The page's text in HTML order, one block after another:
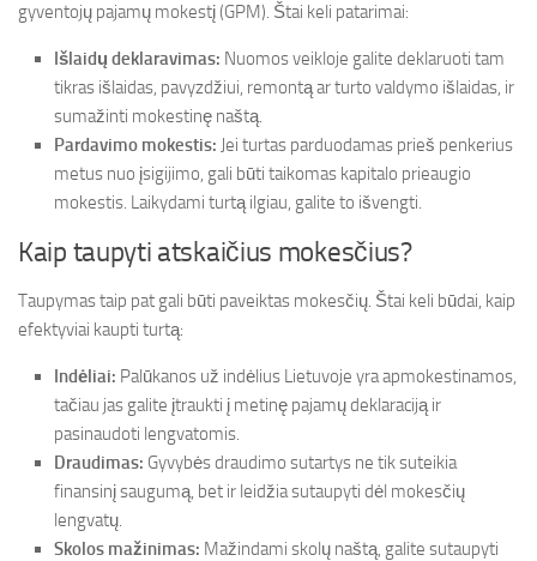
gyventojų pajamų mokestį (GPM). Štai keli patarimai:
Išlaidų deklaravimas: Nuomos veikloje galite deklaruoti tam
tikras išlaidas, pavyzdžiui, remontą ar turto valdymo išlaidas, ir
sumažinti mokestinę naštą.
Pardavimo mokestis: Jei turtas parduodamas prieš penkerius
metus nuo įsigijimo, gali būti taikomas kapitalo prieaugio
mokestis. Laikydami turtą ilgiau, galite to išvengti.
Kaip taupyti atskaičius mokesčius?
Taupymas taip pat gali būti paveiktas mokesčių. Štai keli būdai, kaip
efektyviai kaupti turtą:
Indėliai: Palūkanos už indėlius Lietuvoje yra apmokestinamos,
tačiau jas galite įtraukti į metinę pajamų deklaraciją ir
pasinaudoti lengvatomis.
Draudimas: Gyvybės draudimo sutartys ne tik suteikia
finansinį saugumą, bet ir leidžia sutaupyti dėl mokesčių
lengvatų.
Skolos mažinimas: Mažindami skolų naštą, galite sutaupyti